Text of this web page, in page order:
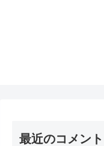
最近のコメント